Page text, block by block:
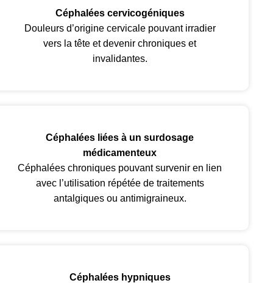
Céphalées cervicogéniques
Douleurs d’origine cervicale pouvant irradier
vers la tête et devenir chroniques et
invalidantes.
Céphalées liées à un surdosage
médicamenteux
Céphalées chroniques pouvant survenir en lien
avec l’utilisation répétée de traitements
antalgiques ou antimigraineux.
Céphalées hypniques